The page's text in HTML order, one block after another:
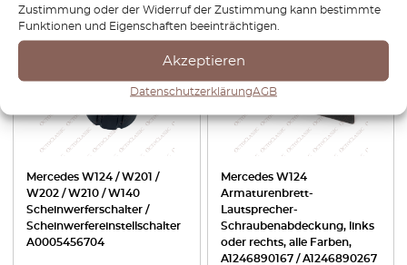
Zustimmung oder der Widerruf der Zustimmung kann bestimmte
Funktionen und Eigenschaften beeinträchtigen.
Akzeptieren
DatenschutzerklärungAGB
Mercedes W124 / W201 /
W202 / W210 / W140
Scheinwerferschalter /
Scheinwerfereinstellschalter
A0005456704
Mercedes W124
Armaturenbrett-
Lautsprecher-
Schraubenabdeckung, links
oder rechts, alle Farben,
A1246890167 / A1246890267